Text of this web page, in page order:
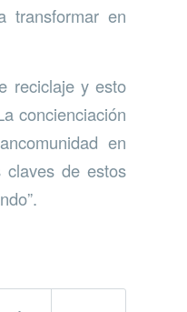
transformar en
reciclaje y esto
concienciación
en
claves de estos